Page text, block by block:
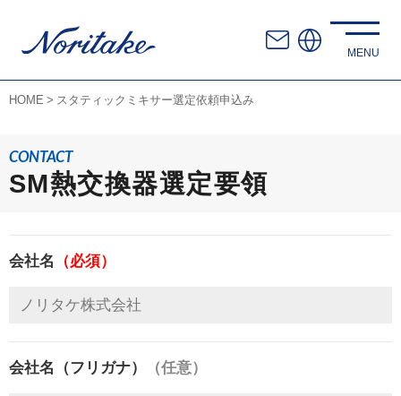
HOME スタティックミキサー選定依頼申込み
CONTACT
SM熱交換器選定要領
会社名 （必須）
会社名（フリガナ） （任意）